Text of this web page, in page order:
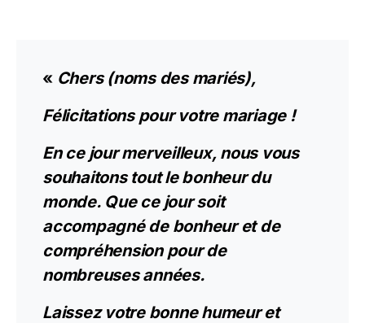
« Chers (noms des mariés),
Félicitations pour votre mariage !
En ce jour merveilleux, nous vous
souhaitons tout le bonheur du
monde. Que ce jour soit
accompagné de bonheur et de
compréhension pour de
nombreuses années.
Laissez votre bonne humeur et